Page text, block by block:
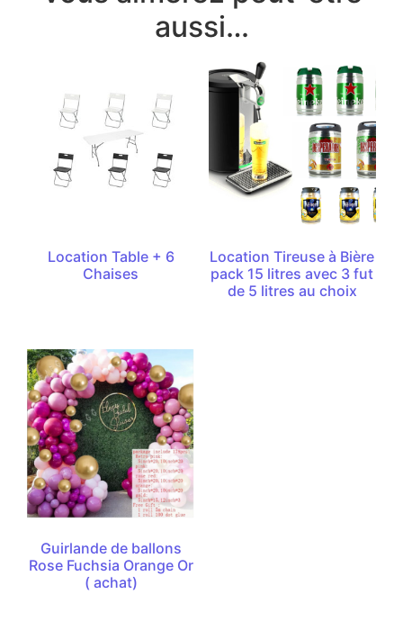
aussi…
Location Table + 6
Chaises
Location Tireuse à Bière
pack 15 litres avec 3 fut
de 5 litres au choix
Guirlande de ballons
Rose Fuchsia Orange Or
( achat)